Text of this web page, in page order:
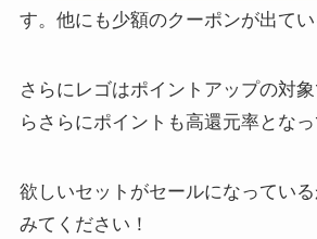
す。他にも少額のクーポンが出てい
さらにレゴはポイントアップの対
らさらにポイントも高還元率となっ
欲しいセットがセールになってい
みてください！